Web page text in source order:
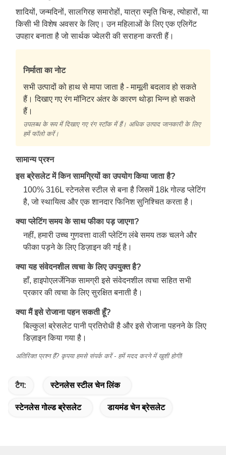
शादियों, जन्मदिनों, सालगिरह समारोहों, यात्रा स्मृति चिन्ह, त्योहारों, या
किसी भी विशेष अवसर के लिए। उन महिलाओं के लिए एक एलिगेंट
उपहार बनाता है जो सार्थक ज्वेलरी की सराहना करती हैं।
निर्माता का नोट
सभी उत्पादों को हाथ से मापा जाता है - मामूली बदलाव हो सकते
हैं। दिखाए गए रंग मॉनिटर अंतर के कारण थोड़ा भिन्न हो सकते
हैं।
उपलब्ध के रूप में दिखाए गए रंग स्टॉक में हैं। अधिक उत्पाद जानकारी के लिए
हमें फॉलो करें।
सामान्य प्रश्न
इस ब्रेसलेट में किन सामग्रियों का उपयोग किया जाता है?
100% 316L स्टेनलेस स्टील से बना है जिसमें 18k गोल्ड प्लेटिंग
है, जो स्थायित्व और एक शानदार फिनिश सुनिश्चित करता है।
क्या प्लेटिंग समय के साथ फीका पड़ जाएगा?
नहीं, हमारी उच्च गुणवत्ता वाली प्लेटिंग लंबे समय तक चलने और
फीका पड़ने के लिए डिज़ाइन की गई है।
क्या यह संवेदनशील त्वचा के लिए उपयुक्त है?
हाँ, हाइपोएलर्जेनिक सामग्री इसे संवेदनशील त्वचा सहित सभी
प्रकार की त्वचा के लिए सुरक्षित बनाती है।
क्या मैं इसे रोजाना पहन सकती हूँ?
बिल्कुल! ब्रेसलेट पानी प्रतिरोधी है और इसे रोजाना पहनने के लिए
डिज़ाइन किया गया है।
अतिरिक्त प्रश्न हैं? कृपया हमसे संपर्क करें - हमें मदद करने में खुशी होगी!
टैग: स्टेनलेस स्टील चेन लिंक
स्टेनलेस गोल्ड ब्रेसलेट डायमंड चेन ब्रेसलेट